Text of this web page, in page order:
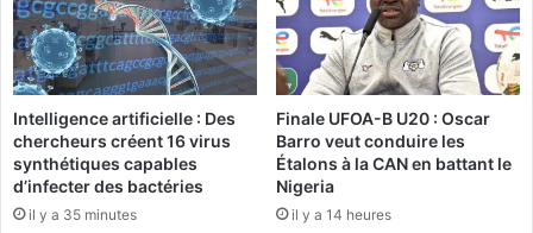
u
d
e
s
d
'
u
n
c
e
s
o
u
s
l
e
s
p
Intelligence artificielle : Des
chercheurs créent 16 virus
synthétiques capables
d’infecter des bactéries
il y a 35 minutes
Finale UFOA-B U20 : Oscar
Barro veut conduire les
Étalons à la CAN en battant le
Nigeria
il y a 14 heures